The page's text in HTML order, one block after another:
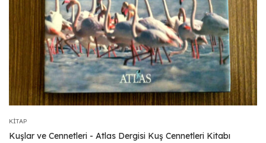
KITAP
Kuşlar ve Cennetleri - Atlas Dergisi Kuş Cennetleri Kitabı